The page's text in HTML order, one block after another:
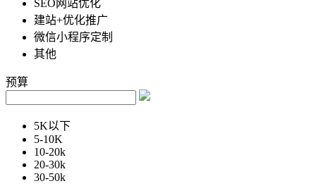
SEO网站优化
建站+优化推广
微信小程序定制
其他
预算
5K以下
5-10K
10-20k
20-30k
30-50k